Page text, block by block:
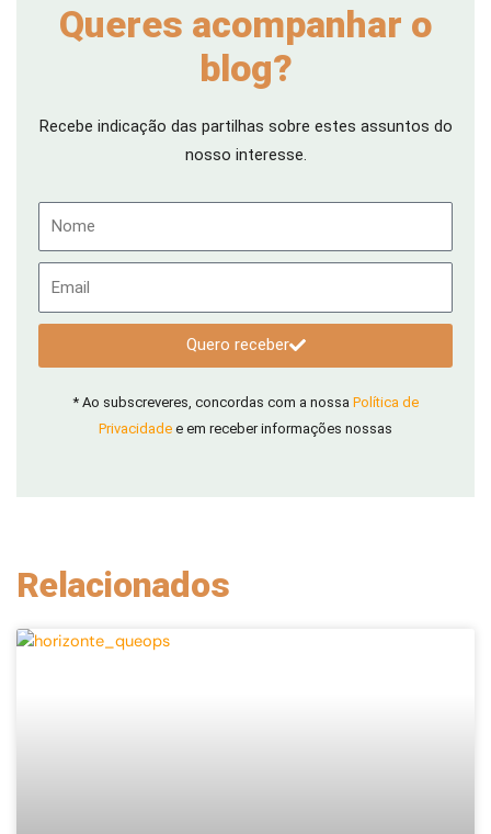
Queres acompanhar o
blog?
Recebe indicação das partilhas sobre estes assuntos do
nosso interesse.
Quero receber
* Ao subscreveres, concordas com a nossa Política de
Privacidade e em receber informações nossas
Relacionados